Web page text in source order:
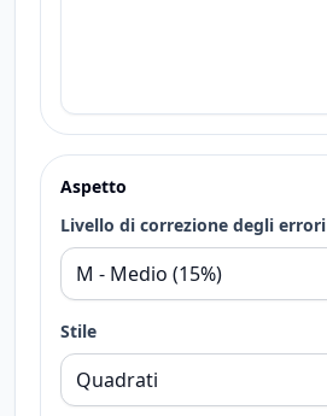
Aspetto
Livello di correzione degli errori
Stile